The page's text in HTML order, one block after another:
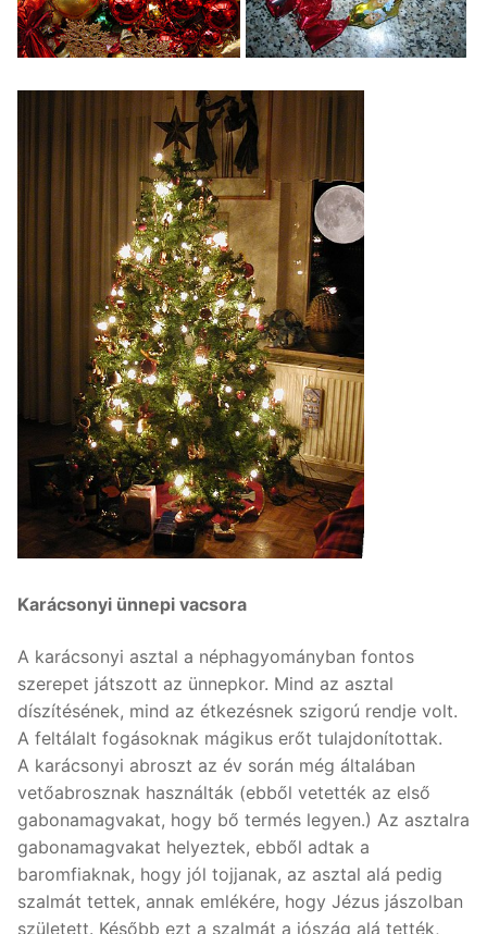
Karácsonyi ünnepi vacsora
A karácsonyi asztal a néphagyományban fontos
szerepet játszott az ünnepkor. Mind az asztal
díszítésének, mind az étkezésnek szigorú rendje volt.
A feltálalt fogásoknak mágikus erőt tulajdonítottak.
A karácsonyi abroszt az év során még általában
vetőabrosznak használták (ebből vetették az első
gabonamagvakat, hogy bő termés legyen.) Az asztalra
gabonamagvakat helyeztek, ebből adtak a
baromfiaknak, hogy jól tojjanak, az asztal alá pedig
szalmát tettek, annak emlékére, hogy Jézus jászolban
született. Később ezt a szalmát a jószág alá tették,